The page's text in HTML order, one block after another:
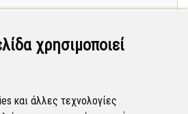
χρησιμοποιεί
και άλλες τεχνολογίες